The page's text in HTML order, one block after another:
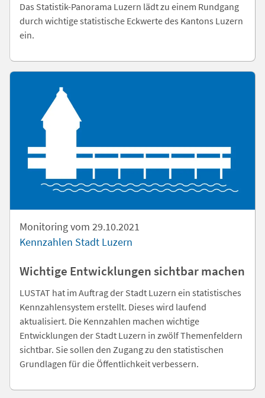
Das Statistik-Panorama Luzern lädt zu einem Rundgang
durch wichtige statistische Eckwerte des Kantons Luzern
ein.
Monitoring vom 29.10.2021
Kennzahlen Stadt Luzern
Wichtige Entwicklungen sichtbar machen
LUSTAT hat im Auftrag der Stadt Luzern ein statistisches
Kennzahlensystem erstellt. Dieses wird laufend
aktualisiert. Die Kennzahlen machen wichtige
Entwicklungen der Stadt Luzern in zwölf Themenfeldern
sichtbar. Sie sollen den Zugang zu den statistischen
Grundlagen für die Öffentlichkeit verbessern.